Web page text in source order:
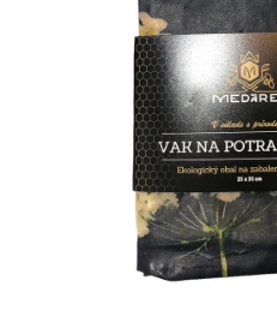
VÝROBKY Z VOSKU
DOPLNKY KU VČELÍM
MEDOVÉ CUKROVINKY
SLUŽBY VČELÁRA